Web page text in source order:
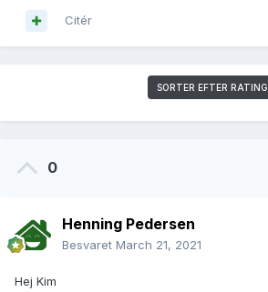
Citér
SORTER EFTER RATING
0
Henning Pedersen
Besvaret March 21, 2021
Hej Kim